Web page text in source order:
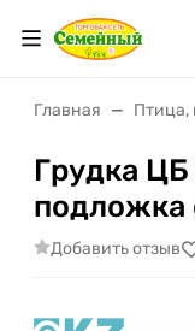
Главная Птица,
Грудка
подложка
Добавить отзыв